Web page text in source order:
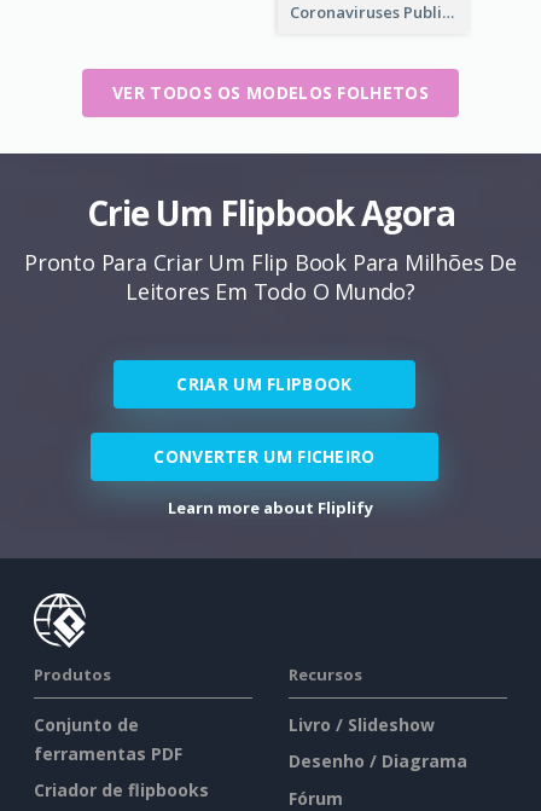
Coronaviruses ​Public Information Booklet
VER TODOS OS MODELOS FOLHETOS
Crie Um Flipbook Agora
Pronto Para Criar Um Flip Book Para Milhões De
Leitores Em Todo O Mundo?
CRIAR UM FLIPBOOK
CONVERTER UM FICHEIRO
Learn more about Fliplify
Produtos
Conjunto de
ferramentas PDF
Criador de flipbooks
Recursos
Livro / Slideshow
Desenho / Diagrama
Fórum